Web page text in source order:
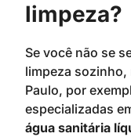
limpeza?
Se você não se
limpeza sozinho,
Paulo, por
especializadas
água sanitária